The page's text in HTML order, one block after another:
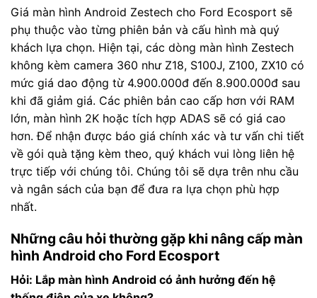
Giá màn hình Android Zestech cho Ford Ecosport sẽ
phụ thuộc vào từng phiên bản và cấu hình mà quý
khách lựa chọn. Hiện tại, các dòng màn hình Zestech
không kèm camera 360 như Z18, S100J, Z100, ZX10 có
mức giá dao động từ 4.900.000đ đến 8.900.000đ sau
khi đã giảm giá. Các phiên bản cao cấp hơn với RAM
lớn, màn hình 2K hoặc tích hợp ADAS sẽ có giá cao
hơn. Để nhận được báo giá chính xác và tư vấn chi tiết
về gói quà tặng kèm theo, quý khách vui lòng liên hệ
trực tiếp với chúng tôi. Chúng tôi sẽ dựa trên nhu cầu
và ngân sách của bạn để đưa ra lựa chọn phù hợp
nhất.
Những câu hỏi thường gặp khi nâng cấp màn
hình Android cho Ford Ecosport
Hỏi: Lắp màn hình Android có ảnh hưởng đến hệ